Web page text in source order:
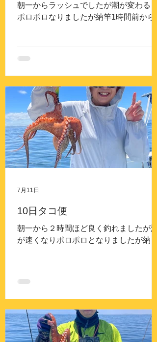
朝一からラッシュでしたが潮が変わると
ポロポロなりましたが納竿1時間前から
10日タコ便
朝一から２時間ほど良く釣れましたが潮
が速くなりポロポロとなりましたが納竿
7月11日